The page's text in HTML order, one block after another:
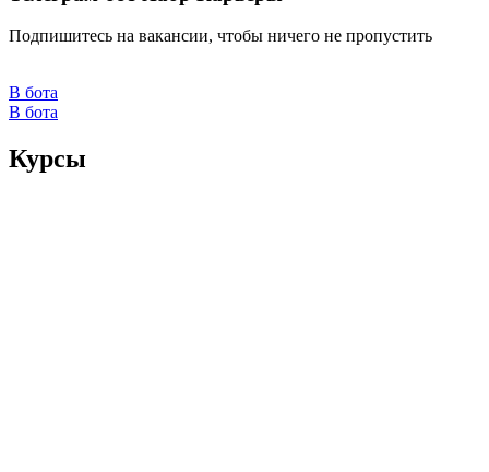
Подпишитесь на вакансии, чтобы ничего не пропустить
В бота
В бота
Курсы